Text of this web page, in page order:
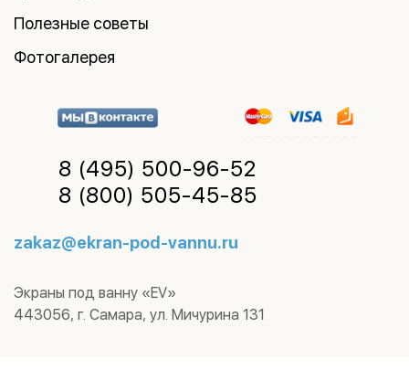
Полезные советы
Фотогалерея
8 (495) 500-96-52
8 (800) 505-45-85
zakaz@ekran-pod-vannu.ru
Экраны под ванну «EV»
443056, г. Самара, ул. Мичурина 131